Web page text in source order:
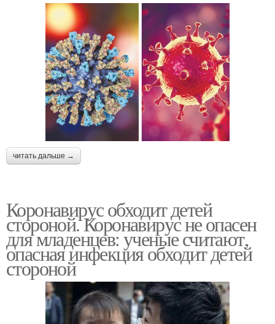
читать дальше →
Коронавирус обходит детей
стороной. Коронавирус не опасен
для младенцев: ученые считают,
опасная инфекция обходит детей
стороной